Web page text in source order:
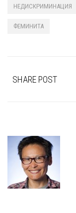
НЕДИСКРИМИНАЦИЯ
ФЕМИНИТА
SHARE POST